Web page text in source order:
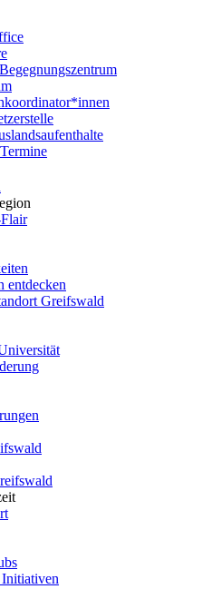
entdecken
Greifswald